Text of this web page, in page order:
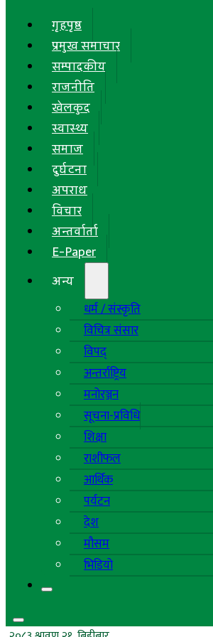
गृहपृष्ठ
प्रमुख समाचार
सम्पादकीय
राजनीति
खेलकुद
स्वास्थ्य
समाज
दुर्घटना
अपराध
विचार
अन्तर्वार्ता
E-Paper
अन्य
धर्म / संस्कृति
विचित्र संसार
विपद्
अन्तर्राष्ट्रिय
मनोरञ्जन
सूचना-प्रविधि
शिक्षा
राशीफल
आर्थिक
पर्यटन
देश
मौसम
भिडियो